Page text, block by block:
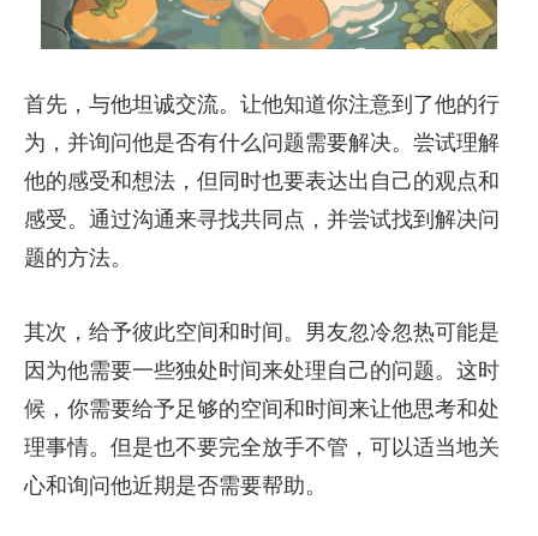
首先，与他坦诚交流。让他知道你注意到了他的行
为，并询问他是否有什么问题需要解决。尝试理解
他的感受和想法，但同时也要表达出自己的观点和
感受。通过沟通来寻找共同点，并尝试找到解决问
题的方法。
其次，给予彼此空间和时间。男友忽冷忽热可能是
因为他需要一些独处时间来处理自己的问题。这时
候，你需要给予足够的空间和时间来让他思考和处
理事情。但是也不要完全放手不管，可以适当地关
心和询问他近期是否需要帮助。